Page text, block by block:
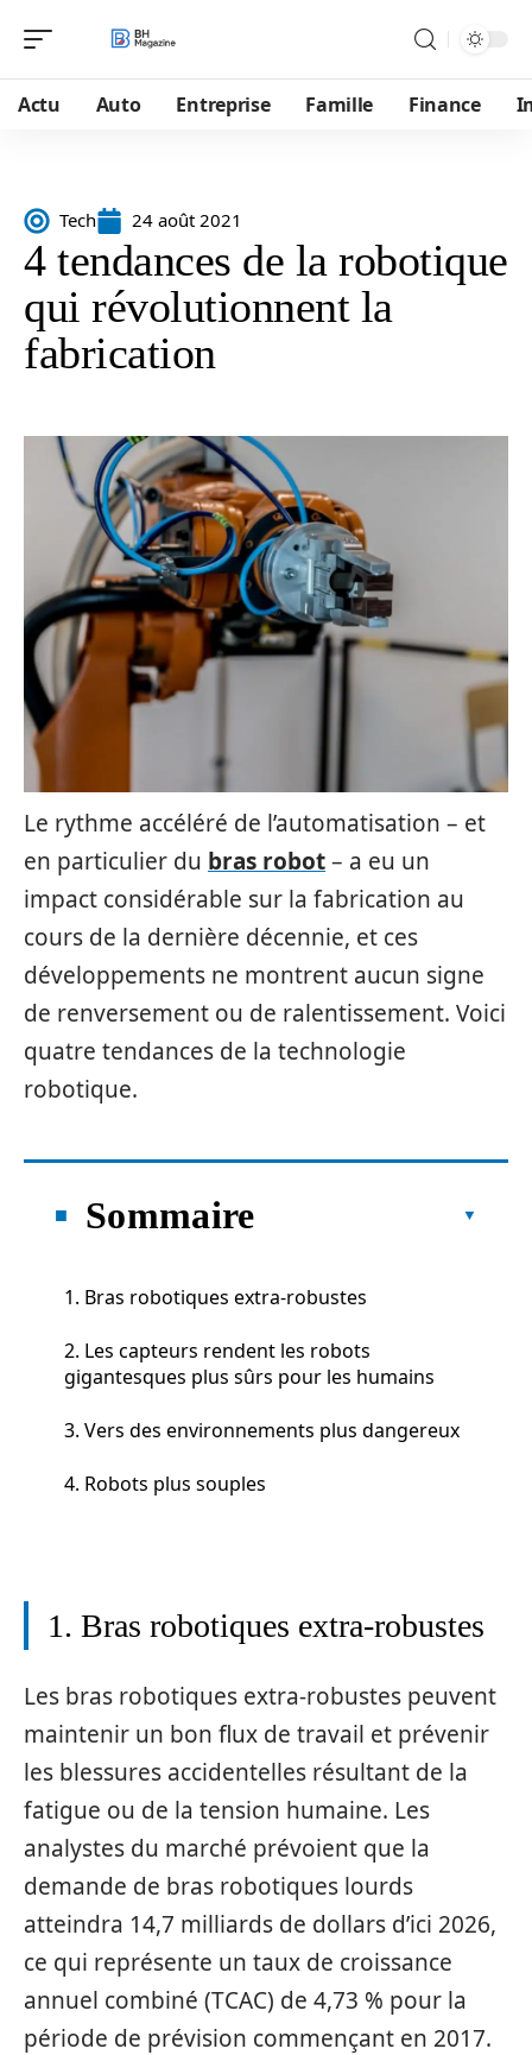
Actu Auto Entreprise Famille Finance
Tech 24 août 2021
4 tendances de la robotique
qui révolutionnent la
fabrication
Le rythme accéléré de l’automatisation – et
en particulier du bras robot– a eu un
impact considérable sur la fabrication au
cours de la dernière décennie, et ces
développements ne montrent aucun signe
de renversement ou de ralentissement. Voici
quatre tendances de la technologie
robotique.
Sommaire
1. Bras robotiques extra-robustes
2. Les capteurs rendent les robots
gigantesques plus sûrs pour les humains
3. Vers des environnements plus dangereux
4. Robots plus souples
1. Bras robotiques extra-robustes
Les bras robotiques extra-robustes peuvent
maintenir un bon flux de travail et prévenir
les blessures accidentelles résultant de la
fatigue ou de la tension humaine. Les
analystes du marché prévoient que la
demande de bras robotiques lourds
atteindra 14,7 milliards de dollars d’ici 2026,
ce qui représente un taux de croissance
annuel combiné (TCAC) de 4,73 % pour la
période de prévision commençant en 2017.